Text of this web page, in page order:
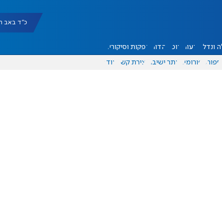
כ"ד באב תשפ"ו
ונדל"ן דעות אוכל יהדות הפקות וסיקורים
ספורט פורומים אתר ישיבה יצירת קשר עוד